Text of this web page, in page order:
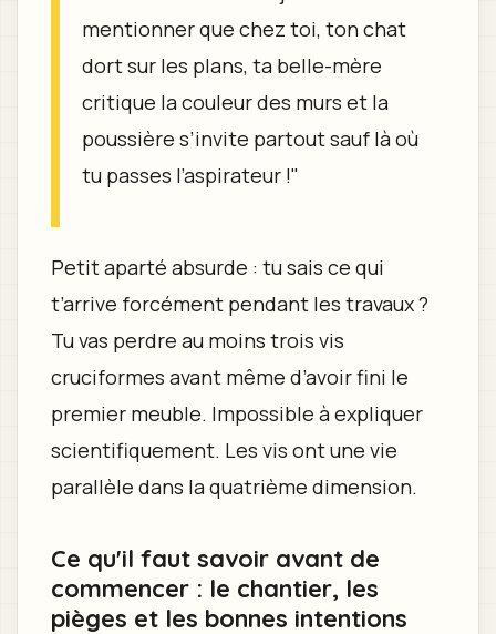
mentionner que chez toi, ton chat
dort sur les plans, ta belle-mère
critique la couleur des murs et la
poussière s’invite partout sauf là où
tu passes l’aspirateur !"
Petit aparté absurde : tu sais ce qui
t’arrive forcément pendant les travaux ?
Tu vas perdre au moins trois vis
cruciformes avant même d’avoir fini le
premier meuble. Impossible à expliquer
scientifiquement. Les vis ont une vie
parallèle dans la quatrième dimension.
Ce qu'il faut savoir avant de
commencer : le chantier, les
pièges et les bonnes intentions